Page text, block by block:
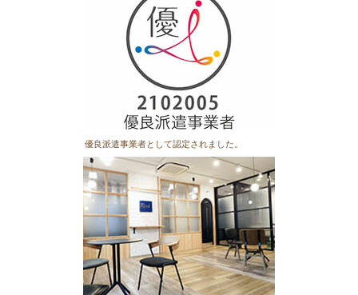
優良派遣事業者として認定されました。